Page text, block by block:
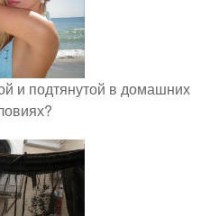
и подтянутой в домашних